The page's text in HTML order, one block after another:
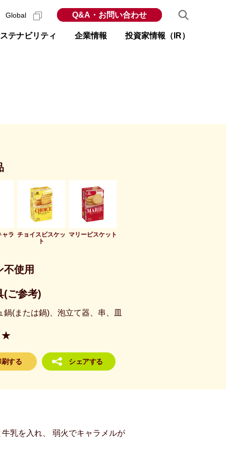
テナビリティ 企業情報 投資家情報（IR）
Global Q&A・お問い合わせ
ャラ チョイスビスケッ
ト
マリービスケット
不使用
(ご参考)
鍋(または鍋)、泡立て器、串、皿
★
刷する シェアする
乳を入れ、 弱火でキャラメルが